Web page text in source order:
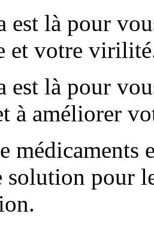
est là pour
et votre
est là pour
à améliorer
médicaments
solution pour